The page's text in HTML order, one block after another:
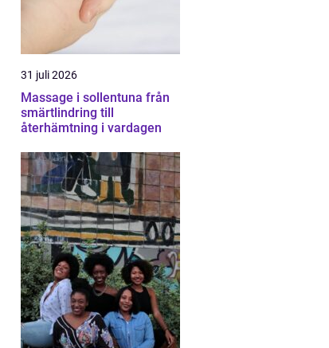
31 juli 2026
Massage i sollentuna från
smärtlindring till
återhämtning i vardagen